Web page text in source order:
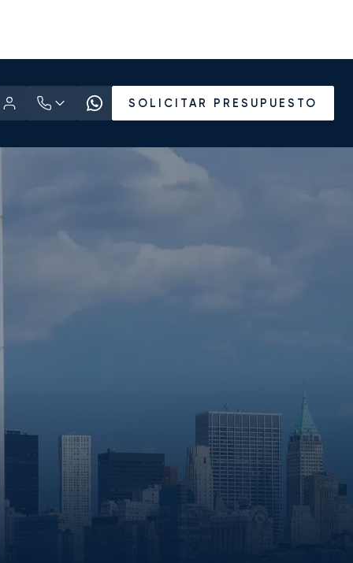
SOLICITAR PRESUPUESTO